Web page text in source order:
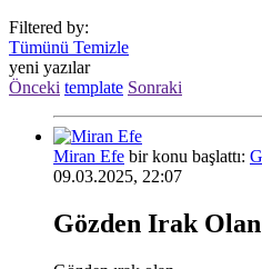
Filtered by:
Tümünü Temizle
yeni yazılar
Önceki template Sonraki
Miran Efe bir konu başlattı:
09.03.2025, 22:07
Gözden Irak Olan